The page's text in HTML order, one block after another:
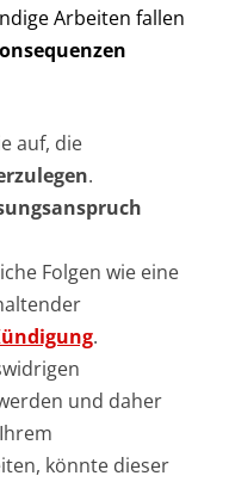
Arbeiten fallen
auf, die
.
Folgen wie eine
.
und daher
könnte dieser